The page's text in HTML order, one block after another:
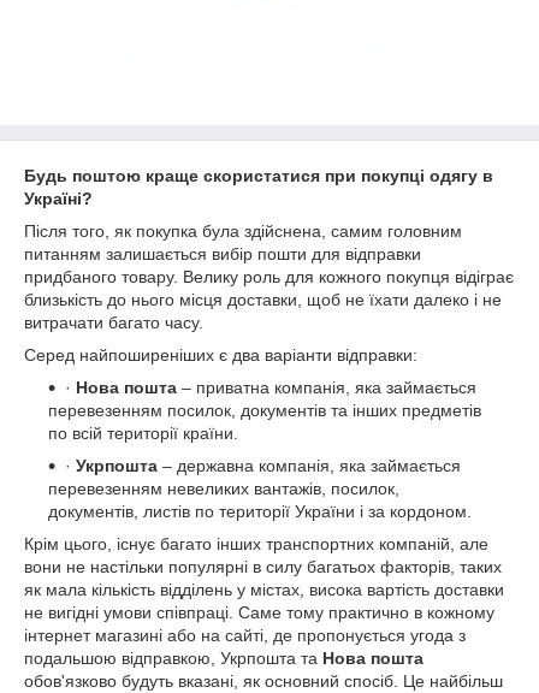
Будь поштою краще скористатися при покупці одягу в
Україні?
Після того, як покупка була здійснена, самим головним
питанням залишається вибір пошти для відправки
придбаного товару. Велику роль для кожного покупця відіграє
близькість до нього місця доставки, щоб не їхати далеко і не
витрачати багато часу.
Серед найпоширеніших є два варіанти відправки:
· Нова пошта – приватна компанія, яка займається
перевезенням посилок, документів та інших предметів
по всій території країни.
· Укрпошта – державна компанія, яка займається
перевезенням невеликих вантажів, посилок,
документів, листів по території України і за кордоном.
Крім цього, існує багато інших транспортних компаній, але
вони не настільки популярні в силу багатьох факторів, таких
як мала кількість відділень у містах, висока вартість доставки
не вигідні умови співпраці. Саме тому практично в кожному
інтернет магазині або на сайті, де пропонується угода з
подальшою відправкою, Укрпошта та Нова пошта
обов'язково будуть вказані, як основний спосіб. Це найбільш